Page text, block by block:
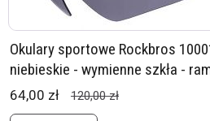
Okulary sportowe Rockbros
niebieskie - wymienne szkła -
64,00 zł 120,00 zł